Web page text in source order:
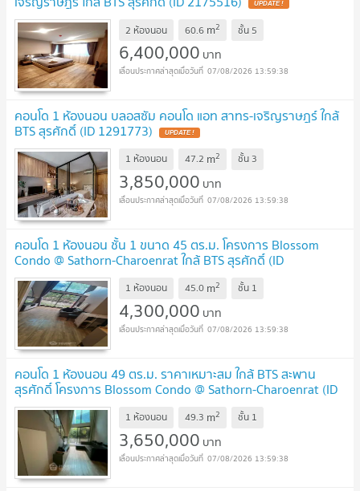
UPDATE !
2 ห้องนอน 60.6 m2 ชั้น 5
6,400,000 บาท
07/08/2026 13:59:38
คอนโด 1 ห้องนอน บลอสซัม คอนโด แอท สาทร-เจริญราษฎร์ ใกล้
BTS สุรศักดิ์ (ID 1291773) UPDATE !
1 ห้องนอน 47.2 m2 ชั้น 3
3,850,000 บาท
07/08/2026 13:59:38
คอนโด 1 ห้องนอน ชั้น 1 ขนาด 45 ตร.ม. โครงการ Blossom
Condo @ Sathorn-Charoenrat ใกล้ BTS สุรศักดิ์ (ID
3017266) UPDATE !
1 ห้องนอน 45.0 m2 ชั้น 1
4,300,000 บาท
07/08/2026 13:59:38
คอนโด 1 ห้องนอน 49 ตร.ม. ราคาเหมาะสม ใกล้ BTS สะพาน
สุรศักดิ์ โครงการ Blossom Condo @ Sathorn-Charoenrat (ID
2443434) UPDATE !
1 ห้องนอน 49.3 m2 ชั้น 1
3,650,000 บาท
07/08/2026 13:59:38